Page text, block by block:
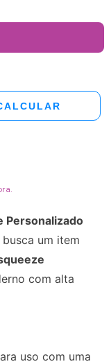
Personalizado
um item
com alta
uso com uma